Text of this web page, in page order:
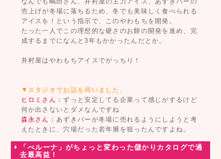
売上げが冬場に落ちるため、冬でも美味しく食べられる
アイスを！という指示で、このやわもちを開発。
たった一人でこの理想的な硬さのお餅の開発を進め、完
成するまでになんと3年もかかったんだとか。
井村屋はやわもちアイスでがっちり！
▼スタジオでお話を伺いました。
ヒロミさん：ずっと安定してる企業って感じがするけど
何か出さないとダメなんですね
森永さん： あずきバーが冬場に売れるようにしようと考
えたときに、穴場だった若年層を狙ったんですよね。
「べルーナ」がちょっと変わった儲かりカタログで過
去最高益！